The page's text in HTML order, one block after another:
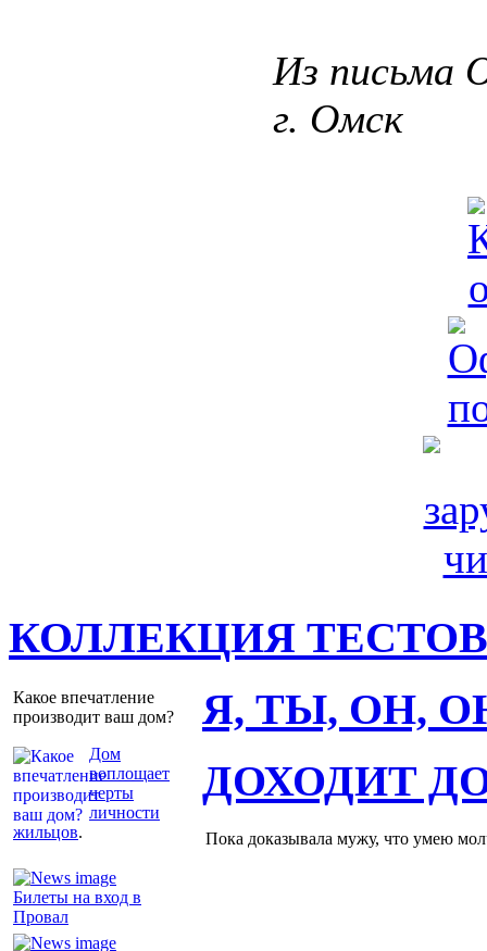
Из письма
г. Омск
КОЛЛЕКЦИЯ ТЕСТОВ
Какое впечатление
производит ваш дом?
Дом
воплощает
черты
личности
жильцов.
Я, ТЫ, ОН,
Билеты на вход в
Провал
ДОХОДИТ
Пока доказывала мужу, что умею